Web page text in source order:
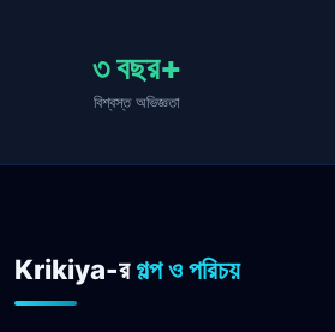
৩ বছর+
বিশ্বস্ত অভিজ্ঞতা
Krikiya-রগল্প ও পরিচয়